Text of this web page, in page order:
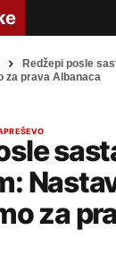
Redžepi posle
za prava Albanaca
PREŠEVO
za